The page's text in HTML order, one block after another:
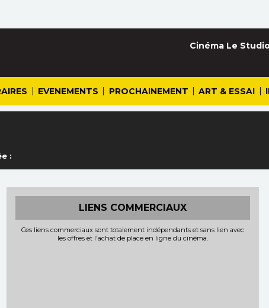
| EVENEMENTS | PROCHAINEMENT | ART & ESSAI |
Cinéma Le
:
LIENS COMMERCIAUX
Ces liens commerciaux sont totalement indépendants et sans lien avec
les offres et l'achat de place en ligne du cinéma.